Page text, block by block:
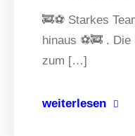
🚒⚽️ Starkes
hinaus ⚽️🚒 .
zum […]
weiterlesen